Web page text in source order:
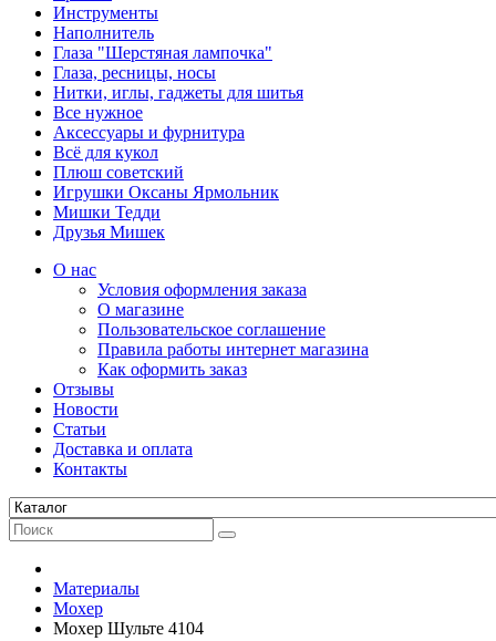
Инструменты
Наполнитель
Глаза "Шерстяная лампочка"
Глаза, ресницы, носы
Нитки, иглы, гаджеты для шитья
Все нужное
Аксессуары и фурнитура
Всё для кукол
Плюш советский
Игрушки Оксаны Ярмольник
Мишки Тедди
Друзья Мишек
О нас
Условия оформления заказа
О магазине
Пользовательское соглашение
Правила работы интернет магазина
Как оформить заказ
Отзывы
Новости
Статьи
Доставка и оплата
Контакты
Материалы
Мохер
Мохер Шульте 4104